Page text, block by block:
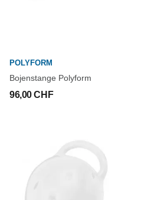
POLYFORM
Bojenstange Polyform
96,00 CHF